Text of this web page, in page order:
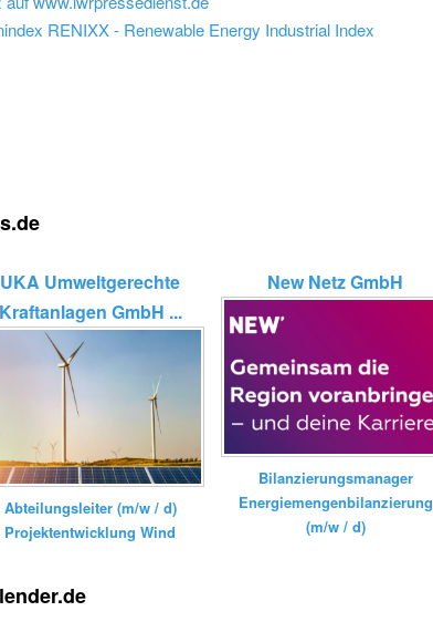
RENIXX - Renewable Energy Industrial Index
UKA Umweltgerechte
Kraftanlagen GmbH ...
Abteilungsleiter (m/w / d)
Projektentwicklung Wind
New Netz GmbH
Bilanzierungsmanager
Energiemengenbilanzierung
(m/w / d)